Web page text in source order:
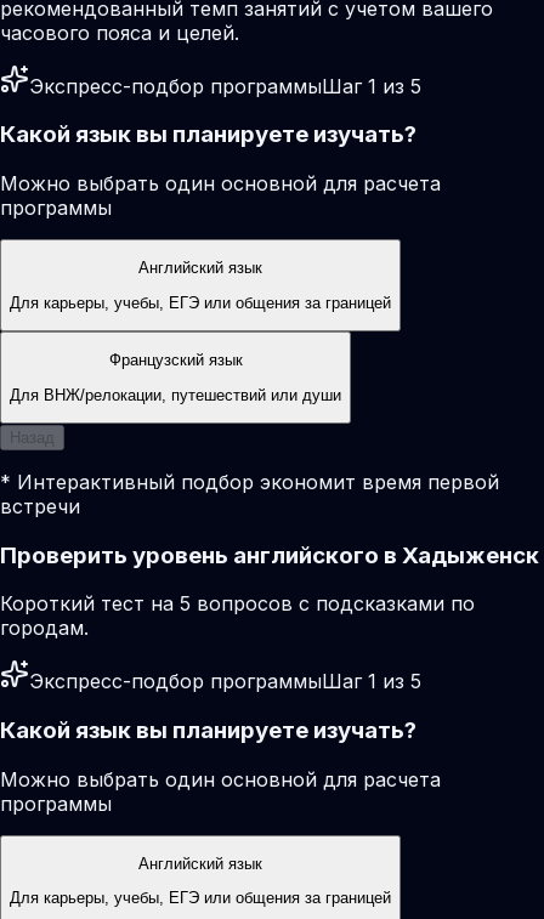
рекомендованный темп занятий с учетом вашего
часового пояса и целей.
Экспресс-подбор программыШаг 1 из 5
Какой язык вы планируете изучать?
Можно выбрать один основной для расчета
программы
Английский язык
Для карьеры, учебы, ЕГЭ или общения за границей
Французский язык
Для ВНЖ/релокации, путешествий или души
Назад
* Интерактивный подбор экономит время первой
встречи
Проверить уровень английского в Хадыженск
Короткий тест на 5 вопросов с подсказками по
городам.
Экспресс-подбор программыШаг 1 из 5
Какой язык вы планируете изучать?
Можно выбрать один основной для расчета
программы
Английский язык
Для карьеры, учебы, ЕГЭ или общения за границей